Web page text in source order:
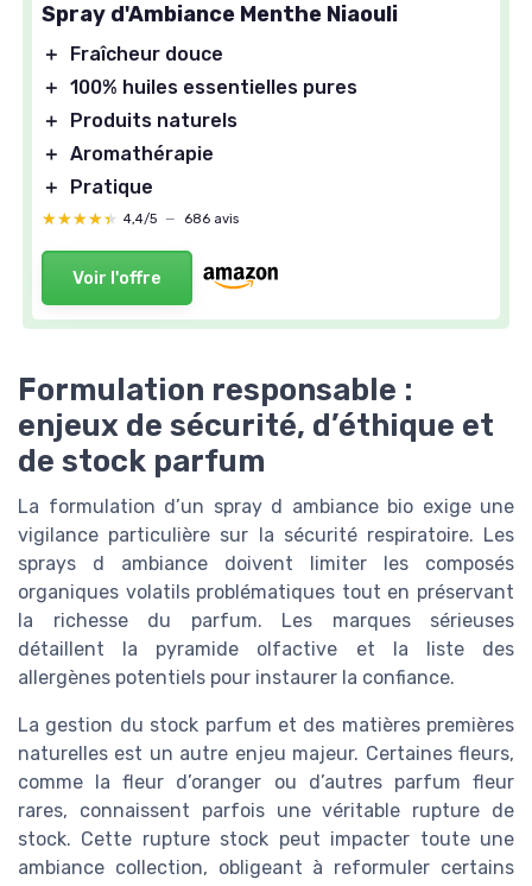
Spray d'Ambiance Menthe Niaouli
＋
Fraîcheur douce
＋ 100% huiles essentielles pures
＋
Produits naturels
＋ Aromathérapie
＋
Pratique
★★★★★
★★★★★ 4,4/5 — 686 avis
Voir l'offre
Formulation responsable :
enjeux de sécurité, d’éthique et
de stock parfum
La formulation d’un spray d ambiance bio exige une
vigilance particulière sur la sécurité respiratoire. Les
sprays d ambiance doivent limiter les composés
organiques volatils problématiques tout en préservant
la richesse du parfum. Les marques sérieuses
détaillent la pyramide olfactive et la liste des
allergènes potentiels pour instaurer la confiance.
La gestion du stock parfum et des matières premières
naturelles est un autre enjeu majeur. Certaines fleurs,
comme la fleur d’oranger ou d’autres parfum fleur
rares, connaissent parfois une véritable rupture de
stock. Cette rupture stock peut impacter toute une
ambiance collection, obligeant à reformuler certains